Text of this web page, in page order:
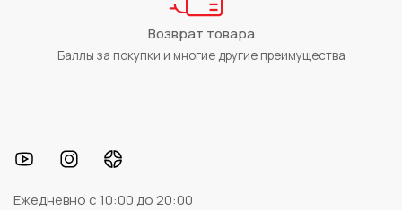
Возврат товара
Баллы за покупки и многие другие преимущества
Ежедневно с 10:00 до 20:00